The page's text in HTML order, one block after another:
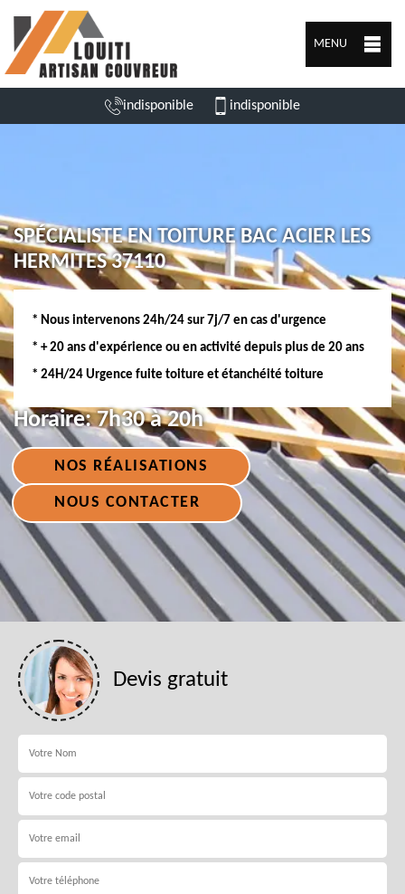
MENU
indisponible indisponible
SPÉCIALISTE EN TOITURE BAC ACIER LES
HERMITES 37110
* Nous intervenons 24h/24 sur 7j/7 en cas d'urgence
* + 20 ans d'expérience ou en activité depuis plus de 20 ans
* 24H/24 Urgence fuite toiture et étanchéité toiture
Horaire:7h30 à 20h
NOS RÉALISATIONS
NOUS CONTACTER
Devis gratuit